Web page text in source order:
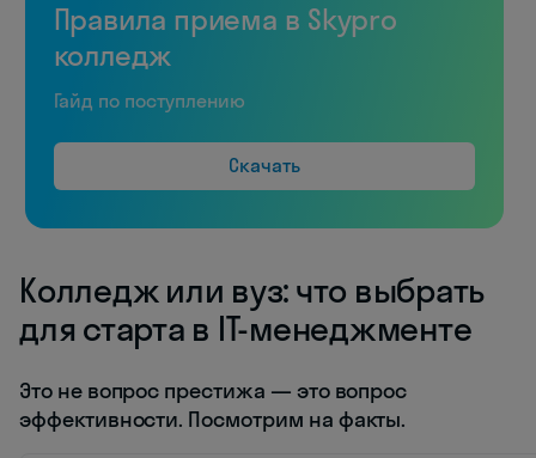
Правила приема в Skypro
колледж
Гайд по поступлению
Скачать
Колледж или вуз: что выбрать
для старта в IT-менеджменте
Это не вопрос престижа — это вопрос
эффективности. Посмотрим на факты.